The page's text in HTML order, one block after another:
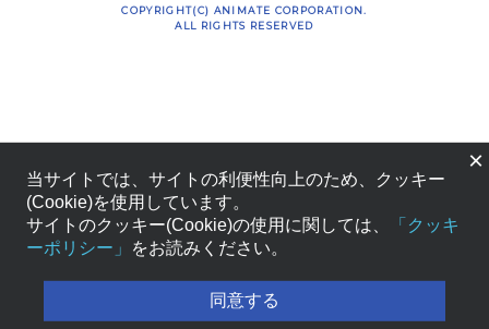
COPYRIGHT(C) ANIMATE CORPORATION.
ALL RIGHTS RESERVED
×
当サイトでは、サイトの利便性向上のため、クッキー
(Cookie)を使用しています。
サイトのクッキー(Cookie)の使用に関しては、
「クッキ
ーポリシー」
をお読みください。
同意する